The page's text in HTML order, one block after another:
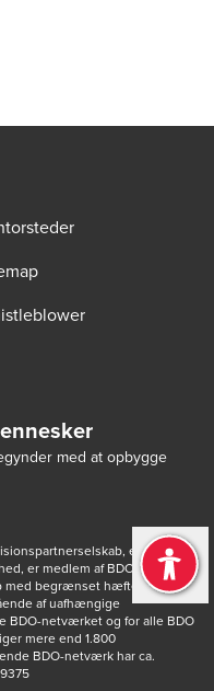
med at opbygge
tab
window/tab
en
er medlem af BDO
med begrænset hæftelse - og
af uafhængige
BDO-netværket og for alle BDO
mere end 1.800
BDO-netværk har ca.